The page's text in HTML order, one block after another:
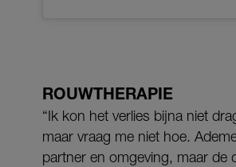
ROUWTHERAPIE
“Ik kon het verlies bijna niet
maar vraag me niet hoe.
partner en omgeving, maar de